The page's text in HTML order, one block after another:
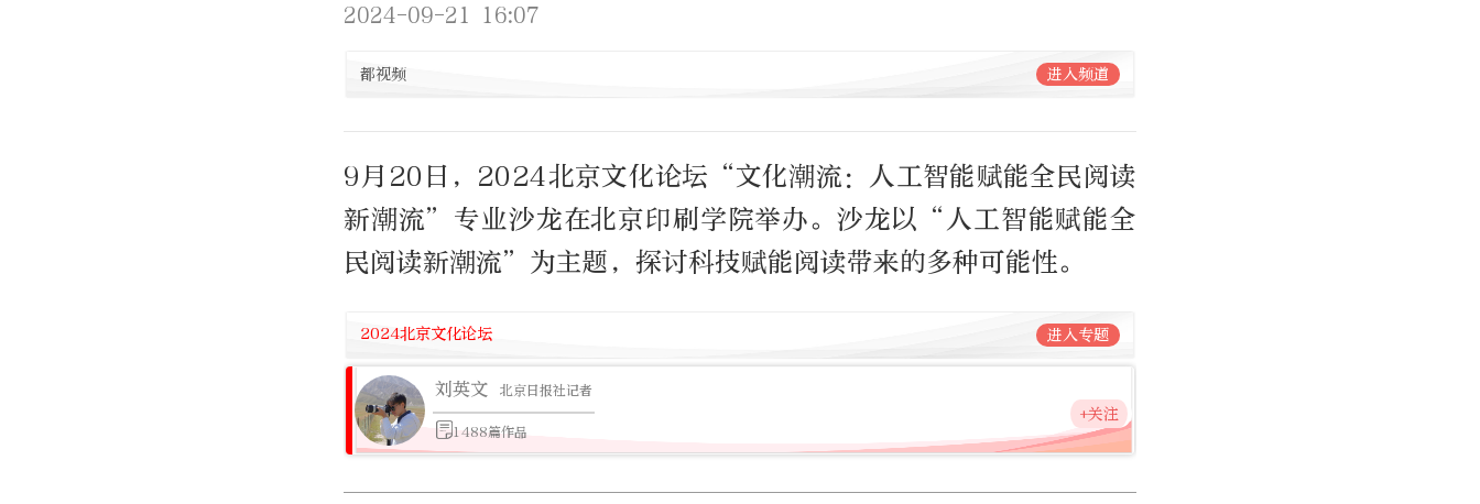
2024-09-21 16:07
都视频 进入频道
9月20日，2024北京文化论坛“文化潮流：人工智能赋能全民阅读
新潮流”专业沙龙在北京印刷学院举办。沙龙以“人工智能赋能全
民阅读新潮流”为主题，探讨科技赋能阅读带来的多种可能性。
2024北京文化论坛 进入专题
刘英文 北京日报社记者
1488篇作品
+关注